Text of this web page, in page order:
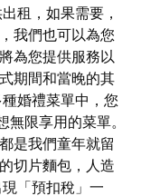
租，如果需要，
我們也可以為您
為您提供服務以
期間和當晚的其
婚禮菜單中，您
限享用的菜單。
是我們童年就留
切片麵包，人造
「預扣稅」一